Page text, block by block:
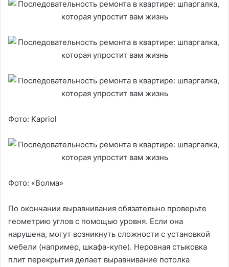
Фото: Kapriol
Фото: «Волма»
По окончании выравнивания обязательно проверьте
геометрию углов с помощью уровня. Если она
нарушена, могут возникнуть сложности с установкой
мебели (например, шкафа-купе). Неровная стыковка
плит перекрытия делает выравнивание потолка